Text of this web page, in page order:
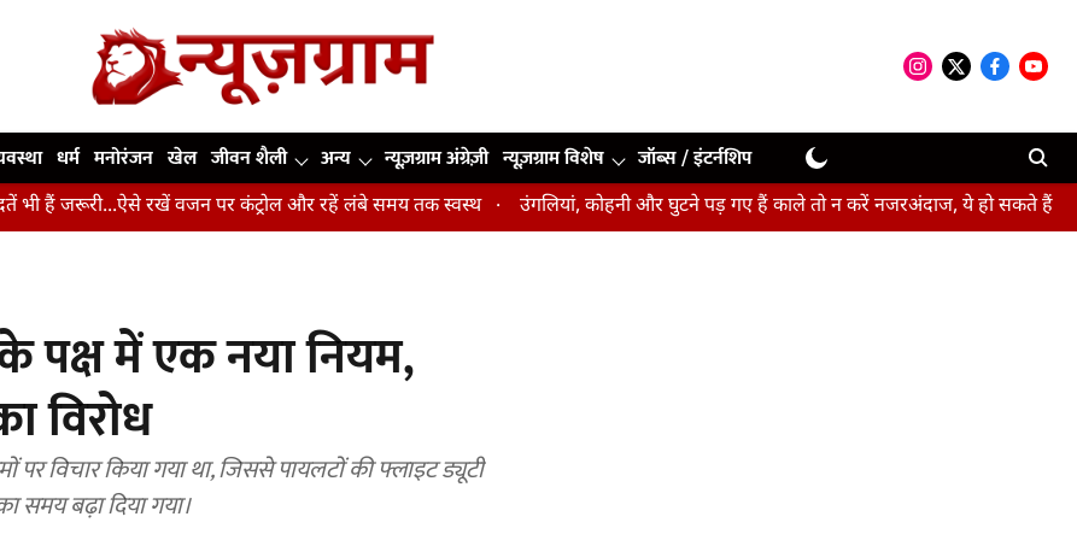
धर्म मनोरंजन खेल जीवन शैली अन्य न्यूज़ग्राम अंग्रेज़ी न्यूज़ग्राम विशेष जॉब्स / इंटर्नशिप
रखें वजन पर कंट्रोल और रहें लंबे समय तक स्वस्थ उंगलियां, कोहनी और घुटने पड़ गए हैं काले तो न करें नजरअंदाज, ये हो सकते हैं संकेत
पक्ष में एक नया नियम,
विरोध
विचार किया गया था, जिससे पायलटों की फ्लाइट ड्यूटी
समय बढ़ा दिया गया।